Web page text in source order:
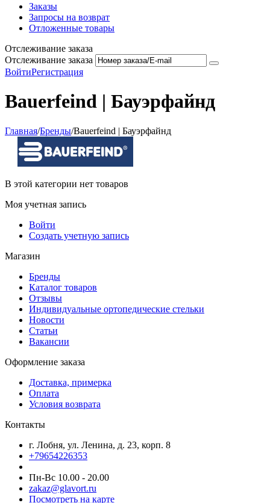
Заказы
Запросы на возврат
Отложенные товары
Отслеживание заказа
Отслеживание заказа
ВойтиРегистрация
Bauerfeind | Бауэрфайнд
Главная/Бренды/Bauerfeind | Бауэрфайнд
В этой категории нет товаров
Моя учетная запись
Войти
Создать учетную запись
Магазин
Бренды
Каталог товаров
Отзывы
Индивидуальные ортопедические стельки
Новости
Статьи
Вакансии
Оформление заказа
Доставка, примерка
Оплата
Условия возврата
Контакты
г. Лобня, ул. Ленина, д. 23, корп. 8
+79654226353
Пн-Вс 10.00 - 20.00
zakaz@glavort.ru
Посмотреть на карте